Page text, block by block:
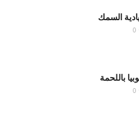
السمك
0
باللحمة
0